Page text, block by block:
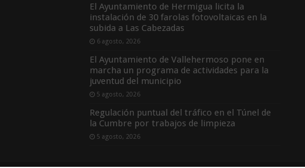
El Ayuntamiento de Hermigua licita la
instalación de 30 farolas fotovoltaicas en la
subida a Las Cabezadas
6 agosto, 2026
El Ayuntamiento de Vallehermoso pone en
marcha un programa de actividades para la
juventud del municipio
5 agosto, 2026
Regulación puntual del tráfico en el Túnel de
la Cumbre por trabajos de limpieza
5 agosto, 2026